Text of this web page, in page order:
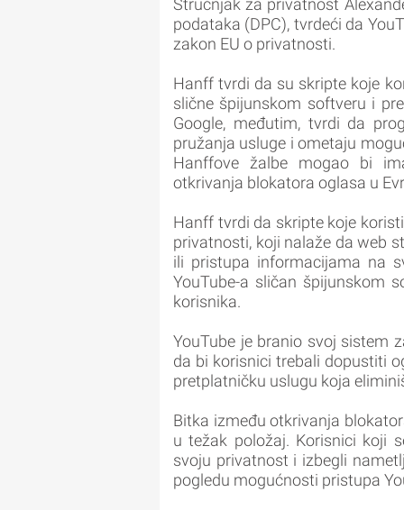
Stručnjak za privatnost
podataka (DPC), tvrdeći da
zakon EU o privatnosti.
Hanff tvrdi da su skripte koje
slične špijunskom softveru i
Google, međutim, tvrdi da
pružanja usluge i ometaju
Hanffove žalbe mogao bi
otkrivanja blokatora oglasa u
Hanff tvrdi da skripte koje
privatnosti, koji nalaže da web
ili pristupa informacijama na
YouTube-a sličan špijunskom
korisnika.
YouTube je branio svoj sistem
da bi korisnici trebali dopustiti
pretplatničku uslugu koja
Bitka između otkrivanja
u težak položaj. Korisnici koji
svoju privatnost i izbegli
pogledu mogućnosti pristupa